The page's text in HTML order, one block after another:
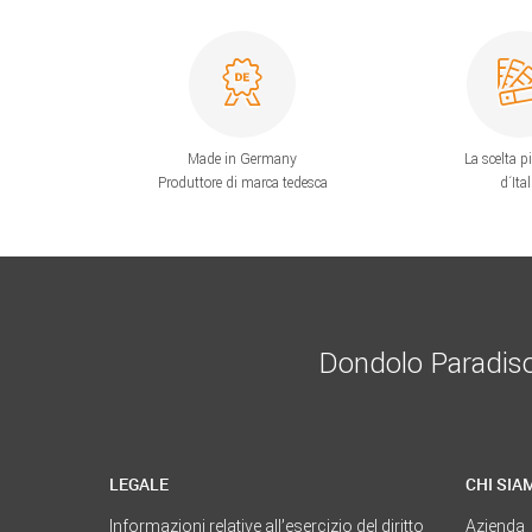
Made in Germany
Produttore di marca tedesca
La scelta
Dondolo
LEGALE
Informazioni relative all’esercizio del diritto
CHI
Azienda